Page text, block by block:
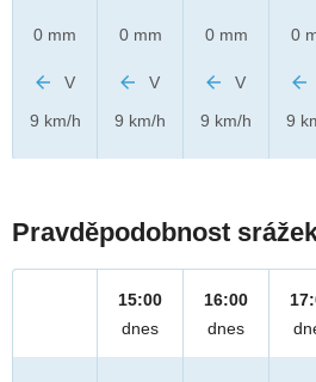
0 mm
V
9 km/h
0 mm
V
9 km/h
0 mm
V
9 km/h
0
9
Pravděpodobnost
15:00
dnes
16:00
dnes